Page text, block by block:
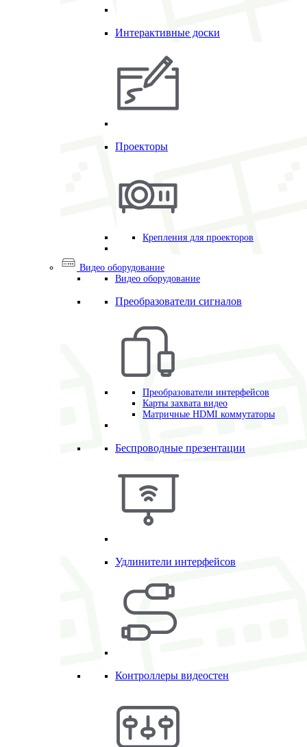
Интерактивные доски
Проекторы
Крепления для проекторов
Видео оборудование
Видео оборудование
Преобразователи сигналов
Преобразователи интерфейсов
Карты захвата видео
Матричные HDMI коммутаторы
Беспроводные презентации
Удлинители интерфейсов
Контроллеры видеостен